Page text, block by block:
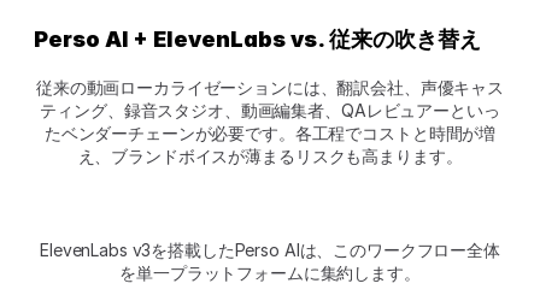
Perso AI + ElevenLabs vs. 従来の吹き替え
従来の動画ローカライゼーションには、翻訳会社、声優キャス
ティング、録音スタジオ、動画編集者、QAレビュアーといっ
たベンダーチェーンが必要です。各工程でコストと時間が増
え、ブランドボイスが薄まるリスクも高まります。
ElevenLabs v3を搭載したPerso AIは、このワークフロー全体
を単一プラットフォームに集約します。